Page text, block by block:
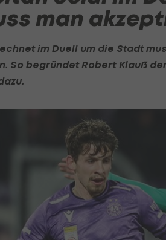
man
im Duell um die Stadt
So begründet Robert Klauß